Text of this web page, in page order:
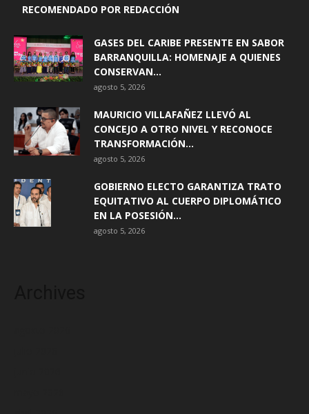
RECOMENDADO POR REDACCIÓN
GASES DEL CARIBE PRESENTE EN SABOR
BARRANQUILLA: HOMENAJE A QUIENES
CONSERVAN...
agosto 5, 2026
MAURICIO VILLAFAÑEZ LLEVÓ AL
CONCEJO A OTRO NIVEL Y RECONOCE
TRANSFORMACIÓN...
agosto 5, 2026
GOBIERNO ELECTO GARANTIZA TRATO
EQUITATIVO AL CUERPO DIPLOMÁTICO
EN LA POSESIÓN...
agosto 5, 2026